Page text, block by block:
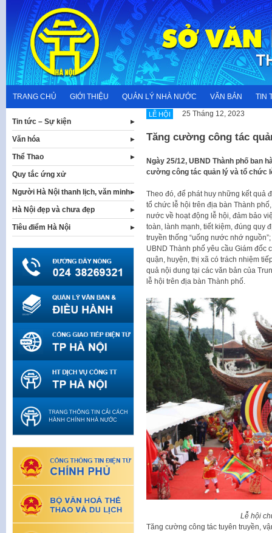
content
TRANG CHỦ GIỚI THIỆU QUẢN LÝ NHÀ NƯỚC VĂN BẢN TIN
LỄ HỘI 25 Tháng 12, 2023
Tăng cường công tác
Ngày 25/12, UBND Thành phố ban
cường công tác quản lý và tổ chức
Theo đó, để phát huy những kết quả
tổ chức lễ hội trên địa bàn Thành
nước về hoạt động lễ hội, đảm bảo
toàn, lành mạnh, tiết kiệm, đúng quy
truyền thống “uống nước nhớ
UBND Thành phố yêu cầu Giám đốc
quận, huyện, thị xã có trách nhiệm
quả nội dung tại các văn bản của
lễ hội trên địa bàn Thành phố.
Lễ hội
Tăng cường công tác tuyên truyền,
Tin tức – Sự kiện
Văn hóa
Thể Thao
Quy tắc ứng xử
Người Hà Nội thanh lịch, văn minh
Hà Nội đẹp và chưa đẹp
Tiêu điểm Hà Nội